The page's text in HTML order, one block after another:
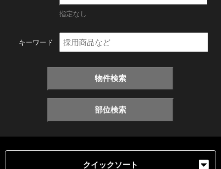
指定なし
キーワード
物件検索
部位検索
クイックソート